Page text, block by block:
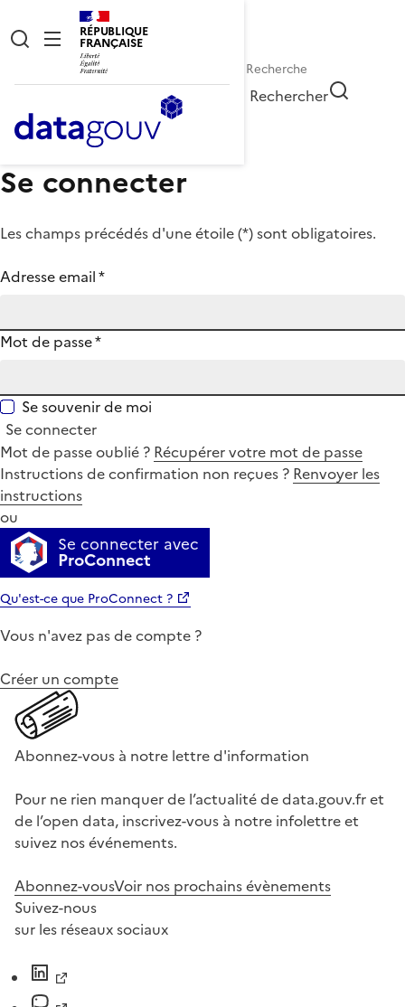
RÉPUBLIQUE
FRANÇAISE
Rechercher
Se connecter
Les champs précédés d'une étoile (*) sont obligatoires.
Adresse email*
Mot de passe*
Se souvenir de moi
Se connecter
Mot de passe oublié ? Récupérer votre mot de passe
Instructions de confirmation non reçues ? Renvoyer les
instructions
ou
Se connecter avec
ProConnect
Qu'est-ce que ProConnect ?
Vous n'avez pas de compte ?
Créer un compte
Abonnez-vous à notre lettre d'information
Pour ne rien manquer de l’actualité de data.gouv.fr et
de l’open data, inscrivez-vous à notre infolettre et
suivez nos événements.
Abonnez-vousVoir nos prochains évènements
Suivez-nous
sur les réseaux sociaux